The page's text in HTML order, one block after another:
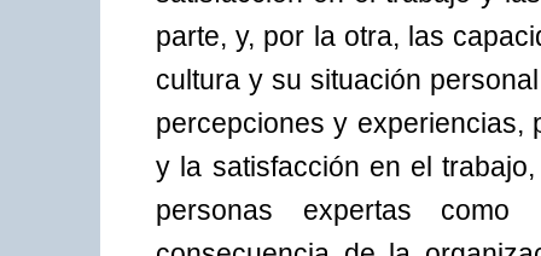
parte, y, por la otra, las
cultura y su situación
percepciones y experiencias,
y la satisfacción en el
personas expertas